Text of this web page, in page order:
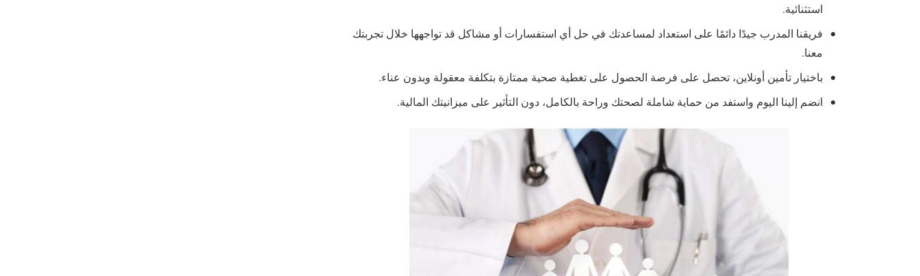
استثنائية.
فريقنا المدرب جيدًا دائمًا على استعداد لمساعدتك في حل أي استفسارات أو مشاكل قد تواجهها خلال تجربتك
معنا.
باختيار تأمين أونلاين، تحصل على فرصة الحصول على تغطية صحية ممتازة بتكلفة معقولة وبدون عناء.
انضم إلينا اليوم واستفد من حماية شاملة لصحتك وراحة بالكامل، دون التأثير على ميزانيتك المالية.